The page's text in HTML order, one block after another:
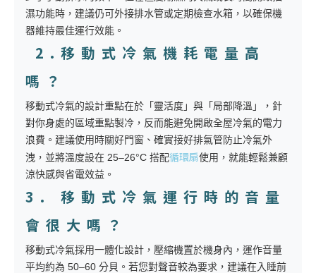
濕功能時，建議仍可外接排水管或定期檢查水箱，以確保機
器維持最佳運行效能。
2.移動式冷氣機耗電量高
嗎？
移動式冷氣的設計重點在於「靈活度」與「局部降溫」，針
對你身處的區域重點製冷，反而能避免開啟全屋冷氣的電力
浪費。建議使用時關好門窗、確實接好排氣管防止冷氣外
洩，並將溫度設在 25–26°C 搭配循環扇使用，就能輕鬆兼顧
涼快感與省電效益。
3. 移動式冷氣運行時的音量
會很大嗎？
移動式冷氣採用一體化設計，壓縮機置於機身內，運作音量
平均約為 50–60 分貝。若您對聲音較為要求，建議在入睡前